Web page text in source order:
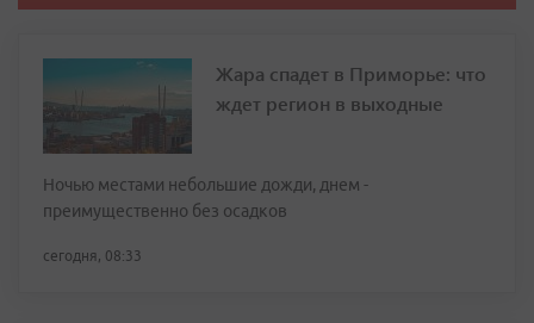
Жара спадет в Приморье: что
ждет регион в выходные
Ночью местами небольшие дожди, днем -
преимущественно без осадков
сегодня, 08:33